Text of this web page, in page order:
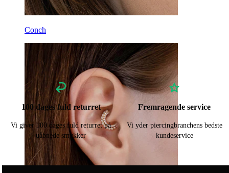
Conch
100 dages fuld returret
Vi giver 100 dages fuld returret på
uåbnede smykker
Fremragende service
Vi yder piercingbranchens bedste
kundeservice